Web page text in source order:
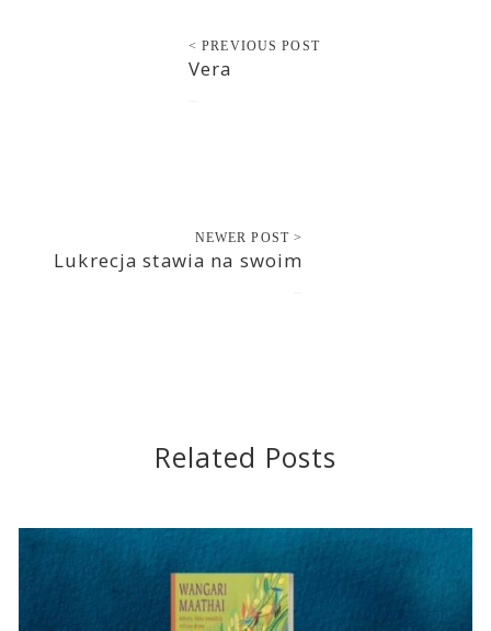
< PREVIOUS POST
Vera
NEWER POST >
Lukrecja stawia na swoim
Related Posts